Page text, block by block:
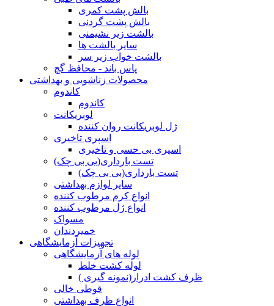
بالش پشت کمری
بالش پشت گردنی
بالشت زیر نشیمنی
سایر بالشت ها
بالشت خواب زیر سر
پاس باند - محافظ گچ
محصولات زناشویی و بهداشتی
کاندوم
کاندوم
لوبریکانت
ژل لوبریکانت روان کننده
اسپری تاخیری
اسپری بی حسی و تاخیری
تست بارداری(بی بی چک)
تست بارداری(بی بی چک)
سایر لوازم بهداشتی
انواع کرم مرطوب کننده
انواع ژل مرطوب کننده
مسواک
خمیردندان
تجهیزات آزمایشگاهی
لوله های آزمایشگاهی
لوله کشت خلط
ظرف کشت ادرار(نمونه گیری )
قوطی خالی
انواع ظرف بهداشتی